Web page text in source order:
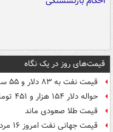
قیمت‌های روز در یک نگاه
قیمت نفت به ۸۳ دلار و ۵۵ سنت در هر بشکه رسید
حواله دلار ۱۵۴ هزار و ۴۵۱ تومان شد
قیمت طلا صعودی ماند
قیمت جهانی نفت امروز ۱۶ مرداد